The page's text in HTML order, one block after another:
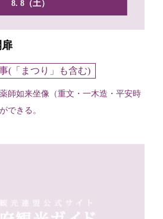
8. 8（土）
(「まつり」も含む)
師如来坐像（重文・一木造・平安時
できる。